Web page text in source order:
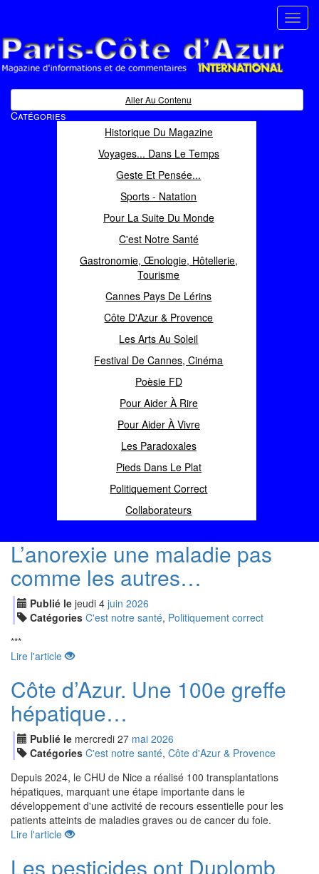
Magazine d'informations et de commentaires
Aller Au Contenu
Catégories
Historique Du Magazine
Voyages... Dans Le Temps
Geste Et Pensée...
Sports - Natation
Pour La Suite Du Monde
C'est Notre Santé
Gastronomie, Œnologie, Hôtellerie,
Tourisme
Cannes Pays De Lérins
Côte D'Azur & Provence
Les Arts Au Soleil
Festival De Cannes, Cinéma
Poèsie FD
Pour Aider À Rire
Pour Aider À Vivre
Les Paradoxales
Pieds Dans Le Plat
Politiquement Correct
Collaborateurs
L’anorexie une maladie pas
comme les autres…
Publié le jeudi 4 juin 2026
Catégories C'est notre santé, Politiquement correct
***
Lire l'article
Côte d’Azur. Une 100e greffe
hépatique…
Publié le mercredi 27 mai 2026
Catégories C'est notre santé, Côte d'Azur & Provence
Depuis 2024, le CHU de Nice a réalisé 100 transplantations
hépatiques, marquant une étape importante dans le
développement d'une activité de recours essentielle pour les
patients atteints de maladies graves ou de cancer du foie.
Lire l'article
Les pesticides ont Duplomb